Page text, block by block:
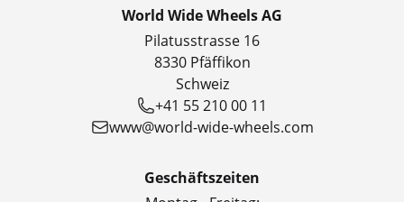
World Wide Wheels AG
Pilatusstrasse 16
8330 Pfäffikon
Schweiz
+41 55 210 00 11
www@world-wide-wheels.com
Geschäftszeiten